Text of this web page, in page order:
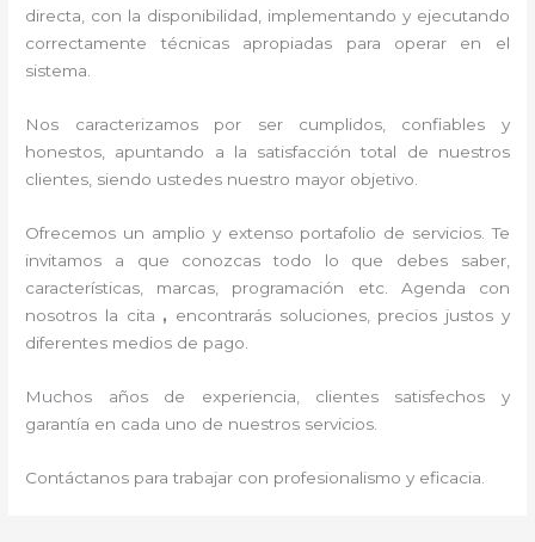
directa, con la disponibilidad, implementando y ejecutando
correctamente técnicas apropiadas para operar en el
sistema.
Nos caracterizamos por ser cumplidos, confiables y
honestos, apuntando a la satisfacción total de nuestros
clientes, siendo ustedes nuestro mayor objetivo.
Ofrecemos un amplio y extenso portafolio de servicios. Te
invitamos a que conozcas todo lo que debes saber,
características, marcas, programación etc. Agenda con
nosotros la cita , encontrarás soluciones, precios justos y
diferentes medios de pago.
Muchos años de experiencia, clientes satisfechos y
garantía en cada uno de nuestros servicios.
Contáctanos para trabajar con profesionalismo y eficacia.